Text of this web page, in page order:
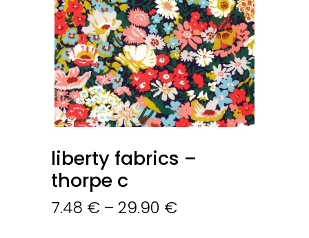
liberty fabrics –
thorpe c
7.48 € – 29.90 €